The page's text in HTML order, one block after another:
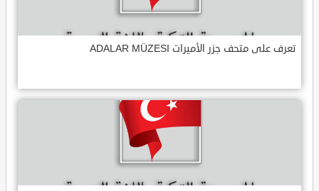
تعرف على متحف جزر الأميرات ADALAR MÜZESI